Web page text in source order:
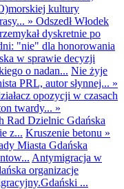
kultury
» Odszedł Włodek
dyskretnie po
"nie" dla honorowania
w sprawie decyzji
o nadan... Nie żyje
PRL, autor słynnej... »
opozycji w czasach
twardy... »
Rad Dzielnic Gdańska
z... Kruszenie betonu »
Miasta Gdańska
Antymigracja w
organizacje
...